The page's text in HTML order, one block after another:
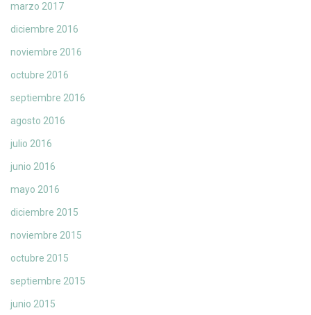
marzo 2017
diciembre 2016
noviembre 2016
octubre 2016
septiembre 2016
agosto 2016
julio 2016
junio 2016
mayo 2016
diciembre 2015
noviembre 2015
octubre 2015
septiembre 2015
junio 2015